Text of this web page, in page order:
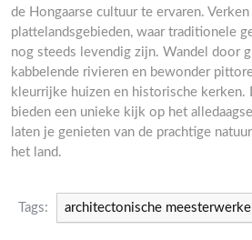
de Hongaarse cultuur te ervaren.
plattelandsgebieden, waar traditionele
nog steeds levendig zijn. Wandel door
kabbelende rivieren en bewonder
kleurrijke huizen en historische kerken.
bieden een unieke kijk op het
laten je genieten van de prachtige
het land.
Tags: architectonische